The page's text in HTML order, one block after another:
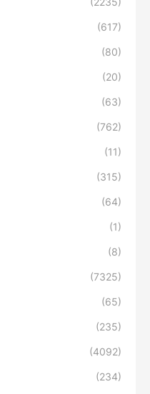
(617)
(80)
(20)
(63)
(762)
(11)
(315)
(64)
(1)
(8)
(7325)
(65)
(235)
(4092)
(234)